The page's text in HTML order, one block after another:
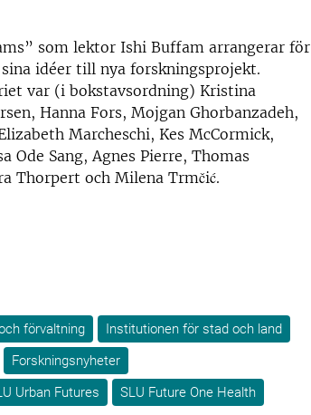
som lektor Ishi Buffam arrangerar för
idéer till nya forskningsprojekt.
var (i bokstavsordning) Kristina
Hanna Fors, Mojgan Ghorbanzadeh,
Marcheschi, Kes McCormick,
Ode Sang, Agnes Pierre, Thomas
Thorpert och Milena Trmčić.
förvaltning
Institutionen för stad och land
Forskningsnyheter
Urban Futures
SLU Future One Health